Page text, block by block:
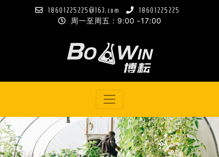
18601225225@163.com 18601225225
周一至周五 : 9:00 -17:00